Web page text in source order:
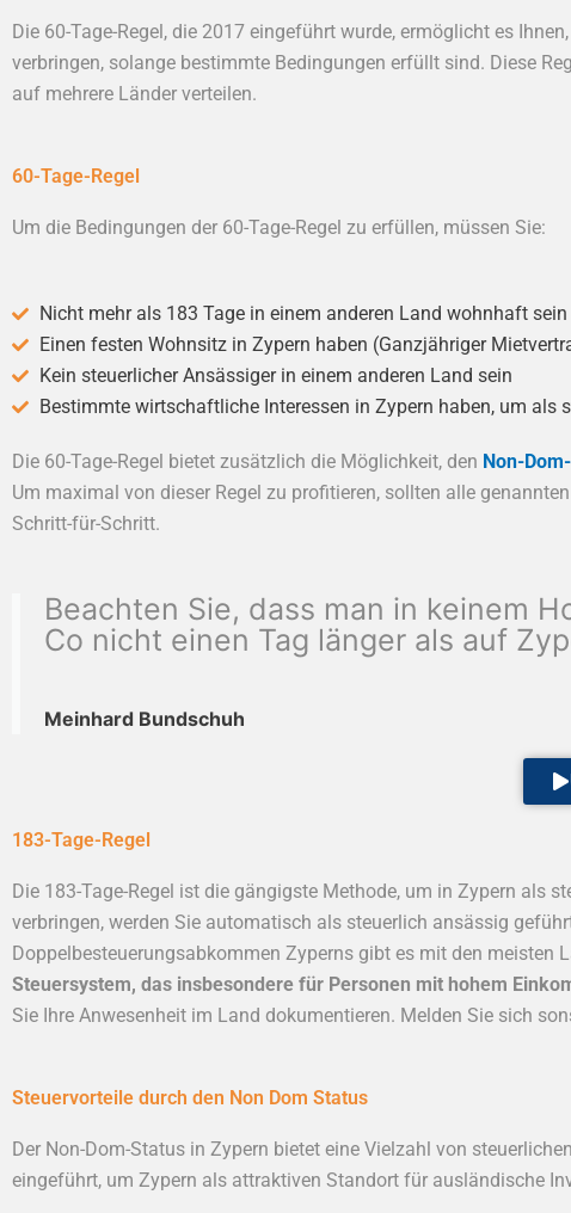
Die 60-Tage-Regel, die 2017 eingeführt wurde, ermöglicht es
verbringen, solange bestimmte Bedingungen erfüllt sind. Diese
auf mehrere Länder verteilen.
60-Tage-Regel
Um die Bedingungen der 60-Tage-Regel zu erfüllen, müssen Sie:
Nicht mehr als 183 Tage in einem anderen Land wohnhaft sein
Einen festen Wohnsitz in Zypern haben (Ganzjähriger
Kein steuerlicher Ansässiger in einem anderen Land sein
Bestimmte wirtschaftliche Interessen in Zypern haben, um als
Die 60-Tage-Regel bietet zusätzlich die Möglichkeit, den Non-
Um maximal von dieser Regel zu profitieren, sollten alle
Schritt-für-Schritt.
Beachten Sie, dass man in keinem
Co nicht einen Tag länger als auf
Meinhard Bundschuh
183-Tage-Regel
Die 183-Tage-Regel ist die gängigste Methode, um in Zypern als
verbringen, werden Sie automatisch als steuerlich ansässig
Doppelbesteuerungsabkommen Zyperns gibt es mit den meisten
Steuersystem, das insbesondere für Personen mit hohem
Sie Ihre Anwesenheit im Land dokumentieren. Melden Sie sich
Steuervorteile durch den Non Dom Status
Der Non-Dom-Status in Zypern bietet eine Vielzahl von
eingeführt, um Zypern als attraktiven Standort für ausländische